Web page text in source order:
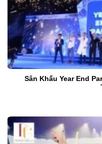
Sân Khấu Year End